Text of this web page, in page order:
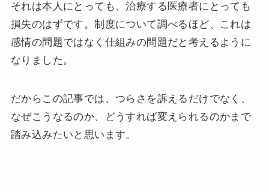
それは本人にとっても、治療する医療者にとっても
損失のはずです。制度について調べるほど、これは
感情の問題ではなく仕組みの問題だと考えるように
なりました。
だからこの記事では、つらさを訴えるだけでなく、
なぜこうなるのか、どうすれば変えられるのかまで
踏み込みたいと思います。